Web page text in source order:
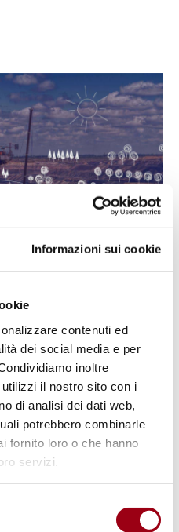
Informazioni sui cookie
contenuti ed
dei social media e per
inoltre
il nostro sito con i
di analisi dei dati web,
potrebbero combinarle
fornito loro o che hanno
servizi.
of a
Involved Just